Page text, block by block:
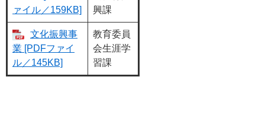
ァイル／159KB]
興課
文化振興事
業 [PDFファイ
ル／145KB]
教育委員
会生涯学
習課